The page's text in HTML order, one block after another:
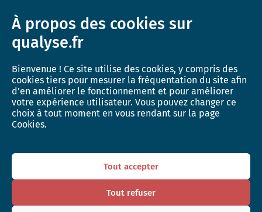
À propos des cookies sur
qualyse.fr
Bienvenue ! Ce site utilise des cookies, y compris des
cookies tiers pour mesurer la fréquentation du site afin
d’en améliorer le fonctionnement et pour améliorer
votre expérience utilisateur. Vous pouvez changer ce
choix à tout moment en vous rendant sur la page
Cookies.
Tout accepter
Tout refuser
Sol
Conchyliculture
Milieu marin
Santé animale et génétique
Innovation
Recherche et développement
Activité de recherche
L’incubateur QUALYSE
Actualités
Boutique
Animaux de compagnie